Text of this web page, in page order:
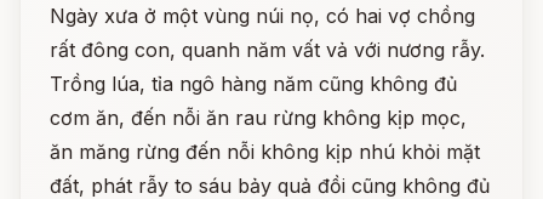
Ngày xưa ở một vùng núi nọ, có hai vợ chồng
rất đông con, quanh năm vất vả với nương rẫy.
Trồng lúa, tỉa ngô hàng năm cũng không đủ
cơm ăn, đến nỗi ăn rau rừng không kịp mọc,
ăn măng rừng đến nỗi không kịp nhú khỏi mặt
đất, phát rẫy to sáu bảy quả đồi cũng không đủ